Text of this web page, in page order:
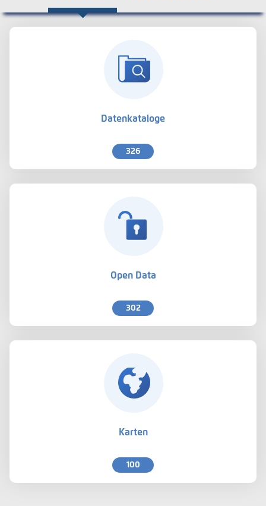
Datenkataloge
326
Open Data
302
Karten
100